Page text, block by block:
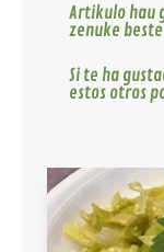
Artikulo hau
zenuke
Si te ha
estos otros